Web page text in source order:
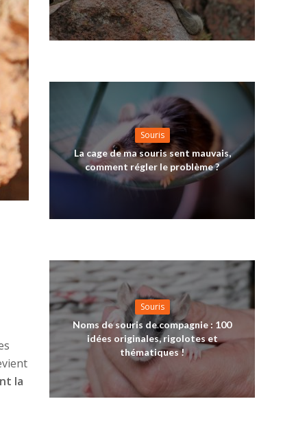
la
Souris
La cage de ma souris sent mauvais,
comment régler le problème ?
Souris
Noms de souris de compagnie : 100
idées originales, rigolotes et
thématiques !